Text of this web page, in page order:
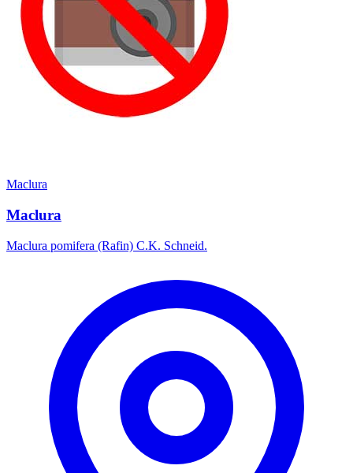
Maclura
Maclura
Maclura pomifera (Rafin) C.K. Schneid.